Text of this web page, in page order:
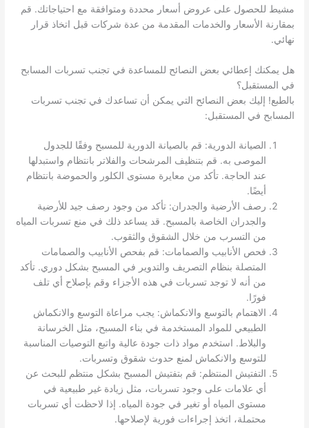
مشيط للحصول على عروض أسعار محددة ومتوافقة مع احتياجاتك. قم
بمقارنة الأسعار والخدمات المقدمة من عدة شركات قبل اتخاذ قرار
نهائي.
هل يمكنك إعطائي بعض النصائح للمساعدة في تجنب تسربات المسابح
في المستقبل؟
بالطبع! إليك بعض النصائح التي يمكن أن تساعدك في تجنب تسربات
المسابح في المستقبل:
الصيانة الدورية: قم بالصيانة الدورية للمسبح وفقًا للجدول
الموصى به. قم بتنظيف المرشحات والفلاتر بانتظام واستبدلها
عند الحاجة. تأكد من معايرة مستوى الكلور والحموضة بانتظام
أيضًا.
رصف الأرضية والجدران: تأكد من وجود رصف جيد للأرضية
والجدران الخاصة بالمسبح. قد يساعد ذلك في منع تسربات المياه
من التسرب من خلال الشقوق والثقوب.
فحص الأنابيب والصمامات: قم بفحص الأنابيب والصمامات
المتصلة بنظام التصريف والتدوير في المسبح بشكل دوري. تأكد
من أنه لا توجد تسربات في هذه الأجزاء وقم بإصلاح أي تلف
فورًا.
الاهتمام بالتوسع والانكماش: يجب مراعاة التوسع والانكماش
الطبيعي للمواد المستخدمة في بناء المسبح، مثل الخرسانة
والبلاط. استخدم مواد ذات جودة عالية واتبع التوصيات المناسبة
للتوسع والانكماش لمنع حدوث شقوق وتسربات.
التفتيش المنتظم: قم بتفتيش المسبح بشكل منتظم للبحث عن
أي علامات على وجود تسربات، مثل زيادة غير طبيعية في
مستوى المياه أو تغير في جودة المياه. إذا لاحظت أي تسربات
محتملة، اتخذ إجراءات فورية لإصلاحها.